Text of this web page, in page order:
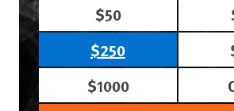
$50
$250
$1000